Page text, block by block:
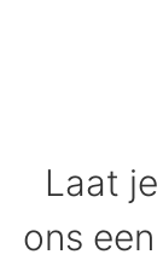
Laat je
ons